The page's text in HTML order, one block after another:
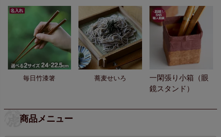
毎日竹漆箸 蕎麦せいろ
一閑張り小箱（眼
鏡スタンド）
商品メニュー